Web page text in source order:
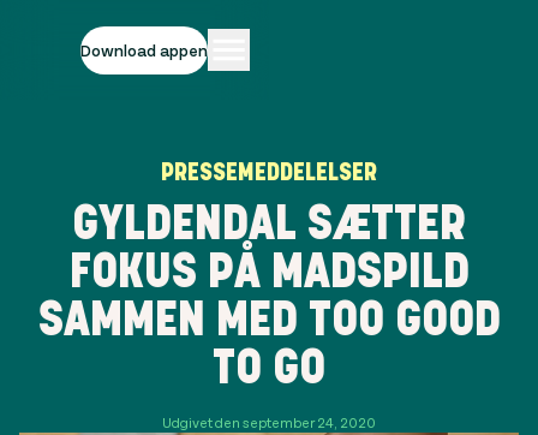
Download appen
PRESSEMEDDELELSER
GYLDENDAL SÆTTER
FOKUS PÅ MADSPILD
SAMMEN MED TOO GOOD
TO GO
Udgivet den september 24, 2020